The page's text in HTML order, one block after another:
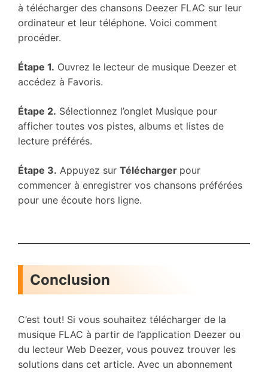
à télécharger des chansons Deezer FLAC sur leur
ordinateur et leur téléphone. Voici comment
procéder.
Étape 1. Ouvrez le lecteur de musique Deezer et
accédez à Favoris.
Étape 2. Sélectionnez l’onglet Musique pour
afficher toutes vos pistes, albums et listes de
lecture préférés.
Étape 3. Appuyez sur Télécharger pour
commencer à enregistrer vos chansons préférées
pour une écoute hors ligne.
Conclusion
C’est tout! Si vous souhaitez télécharger de la
musique FLAC à partir de l’application Deezer ou
du lecteur Web Deezer, vous pouvez trouver les
solutions dans cet article. Avec un abonnement